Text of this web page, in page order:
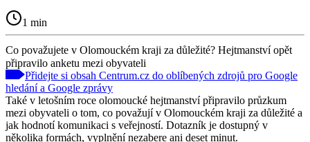
1 min
Co považujete v Olomouckém kraji za důležité? Hejtmanství opět
připravilo anketu mezi obyvateli
Přidejte si obsah Centrum.cz do oblíbených zdrojů pro Google
hledání a Google zprávy
Také v letošním roce olomoucké hejtmanství připravilo průzkum
mezi obyvateli o tom, co považují v Olomouckém kraji za důležité a
jak hodnotí komunikaci s veřejností. Dotazník je dostupný v
několika formách, vyplnění nezabere ani deset minut.